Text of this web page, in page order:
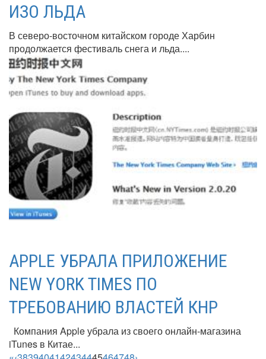
ИЗО ЛЬДА
В северо-восточном китайском городе Харбин
продолжается фестиваль снега и льда....
APPLE УБРАЛА ПРИЛОЖЕНИЕ
NEW YORK TIMES ПО
ТРЕБОВАНИЮ ВЛАСТЕЙ КНР
Компания Apple убрала из своего онлайн-магазина
iTunes в Китае...